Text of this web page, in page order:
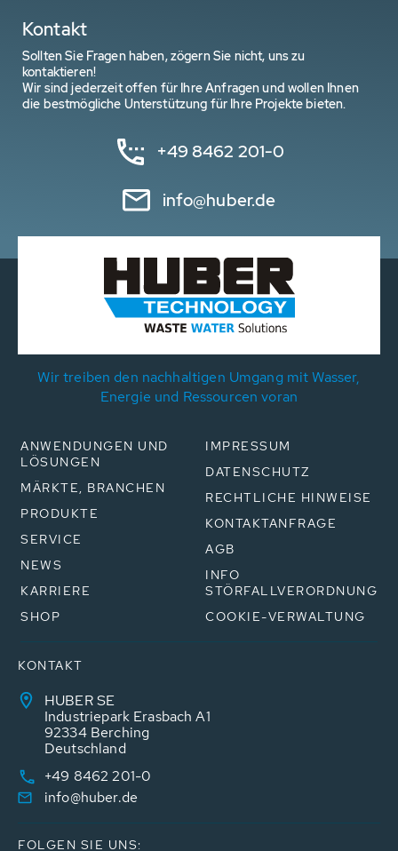
Kontakt
Sollten Sie Fragen haben, zögern Sie nicht, uns zu
kontaktieren!
Wir sind jederzeit offen für Ihre Anfragen und wollen Ihnen
die bestmögliche Unterstützung für Ihre Projekte bieten.
+49 8462 201-0
info@huber.de
Wir treiben den nachhaltigen Umgang mit Wasser,
Energie und Ressourcen voran
ANWENDUNGEN UND
LÖSUNGEN
MÄRKTE, BRANCHEN
PRODUKTE
SERVICE
NEWS
KARRIERE
SHOP
IMPRESSUM
DATENSCHUTZ
RECHTLICHE HINWEISE
KONTAKTANFRAGE
AGB
INFO
STÖRFALLVERORDNUNG
COOKIE-VERWALTUNG
KONTAKT
HUBER SE
Industriepark Erasbach A1
92334 Berching
Deutschland
+49 8462 201-0
info@huber.de
FOLGEN SIE UNS: